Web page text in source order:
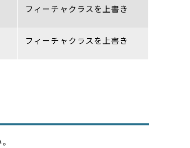
フィーチャクラスを上書き
フィーチャクラスを上書き